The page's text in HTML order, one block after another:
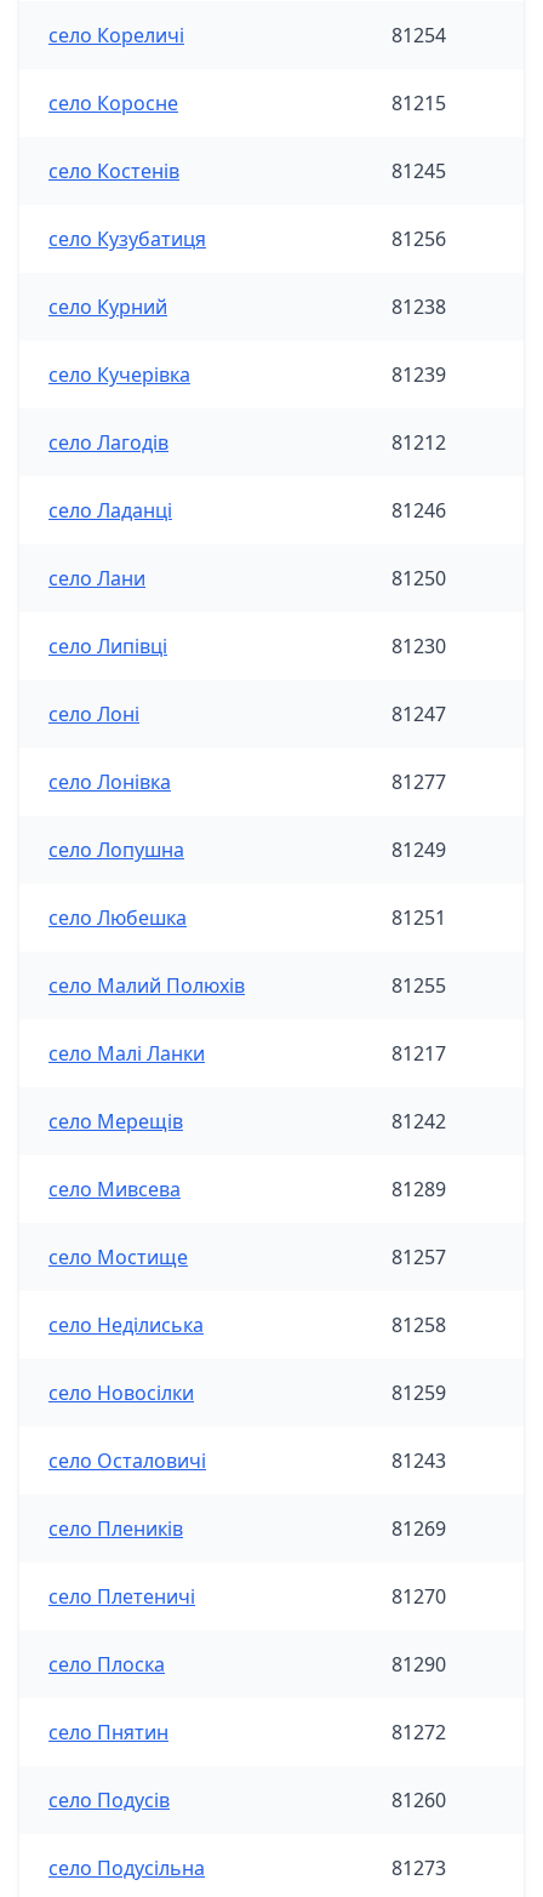
село Кореличі 81254
село Коросне 81215
село Костенів 81245
село Кузубатиця 81256
село Курний 81238
село Кучерівка 81239
село Лагодів 81212
село Ладанці 81246
село Лани 81250
село Липівці 81230
село Лоні 81247
село Лонівка 81277
село Лопушна 81249
село Любешка 81251
село Малий Полюхів 81255
село Малі Ланки 81217
село Мерещів 81242
село Мивсева 81289
село Мостище 81257
село Неділиська 81258
село Новосілки 81259
село Осталовичі 81243
село Плеників 81269
село Плетеничі 81270
село Плоска 81290
село Пнятин 81272
село Подусів 81260
село Подусільна 81273